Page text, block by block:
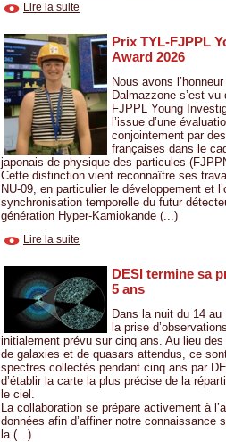
Lire la suite
Prix TYL-FJPPL
Award 2026
Nous avons
Dalmazzone s’est
FJPPL Young
l’issue d’une
conjointement par
françaises dans le
japonais de physique des particules
Cette distinction vient reconnaître ses
NU-09, en particulier le développement et
synchronisation temporelle du futur
génération Hyper-Kamiokande (...)
Lire la suite
DESI termine sa
5 ans
Dans la nuit du 14
la prise
initialement prévu sur cinq ans. Au lieu
de galaxies et de quasars attendus, ce
spectres collectés pendant cinq ans par
d’établir la carte la plus précise de la
le ciel.
La collaboration se prépare activement à
données afin d’affiner notre connaissance
la (...)